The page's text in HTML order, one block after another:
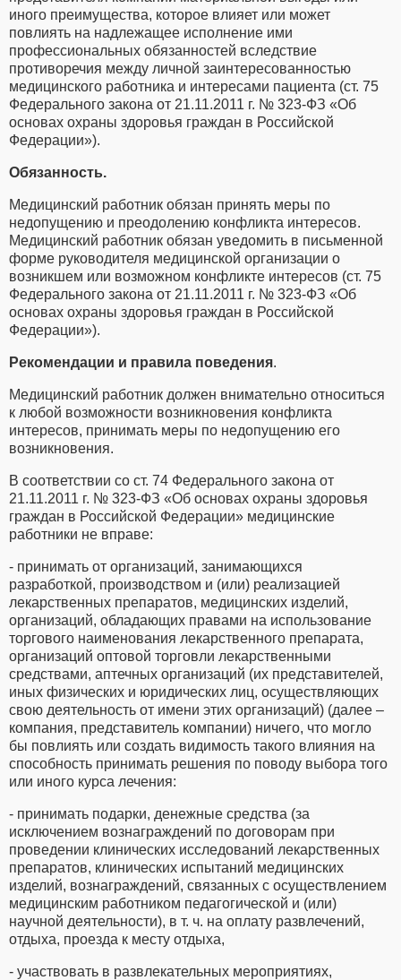
иного преимущества, которое влияет или может
повлиять на надлежащее исполнение ими
профессиональных обязанностей вследствие
противоречия между личной заинтересованностью
медицинского работника и интересами пациента (ст. 75
Федерального закона от 21.11.2011 г. № 323-ФЗ «Об
основах охраны здоровья граждан в Российской
Федерации»).
Обязанность.
Медицинский работник обязан принять меры по
недопущению и преодолению конфликта интересов.
Медицинский работник обязан уведомить в письменной
форме руководителя медицинской организации о
возникшем или возможном конфликте интересов (ст. 75
Федерального закона от 21.11.2011 г. № 323-ФЗ «Об
основах охраны здоровья граждан в Российской
Федерации»).
Рекомендации и правила поведения.
Медицинский работник должен внимательно относиться
к любой возможности возникновения конфликта
интересов, принимать меры по недопущению его
возникновения.
В соответствии со ст. 74 Федерального закона от
21.11.2011 г. № 323-ФЗ «Об основах охраны здоровья
граждан в Российской Федерации» медицинские
работники не вправе:
- принимать от организаций, занимающихся
разработкой, производством и (или) реализацией
лекарственных препаратов, медицинских изделий,
организаций, обладающих правами на использование
торгового наименования лекарственного препарата,
организаций оптовой торговли лекарственными
средствами, аптечных организаций (их представителей,
иных физических и юридических лиц, осуществляющих
свою деятельность от имени этих организаций) (далее –
компания, представитель компании) ничего, что могло
бы повлиять или создать видимость такого влияния на
способность принимать решения по поводу выбора того
или иного курса лечения:
- принимать подарки, денежные средства (за
исключением вознаграждений по договорам при
проведении клинических исследований лекарственных
препаратов, клинических испытаний медицинских
изделий, вознаграждений, связанных с осуществлением
медицинским работником педагогической и (или)
научной деятельности), в т. ч. на оплату развлечений,
отдыха, проезда к месту отдыха,
- участвовать в развлекательных мероприятиях,